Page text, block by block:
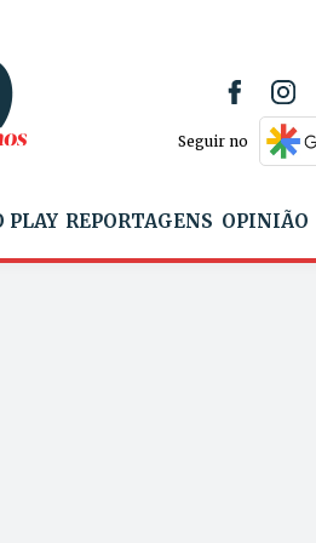
Seguir no
PLAY REPORTAGENS OPINIÃO